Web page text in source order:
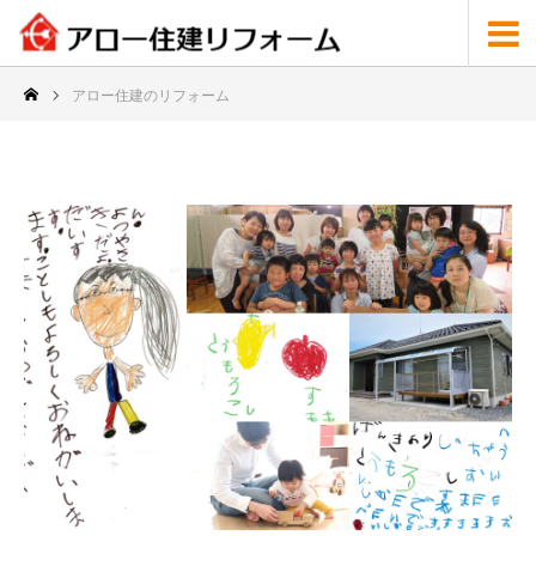
アロー住建のリフォーム